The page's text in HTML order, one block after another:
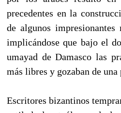
precedentes en la
de algunos impresionantes
implicándose que bajo el
umayad de Damasco las
más libres y gozaban de
Escritores bizantinos